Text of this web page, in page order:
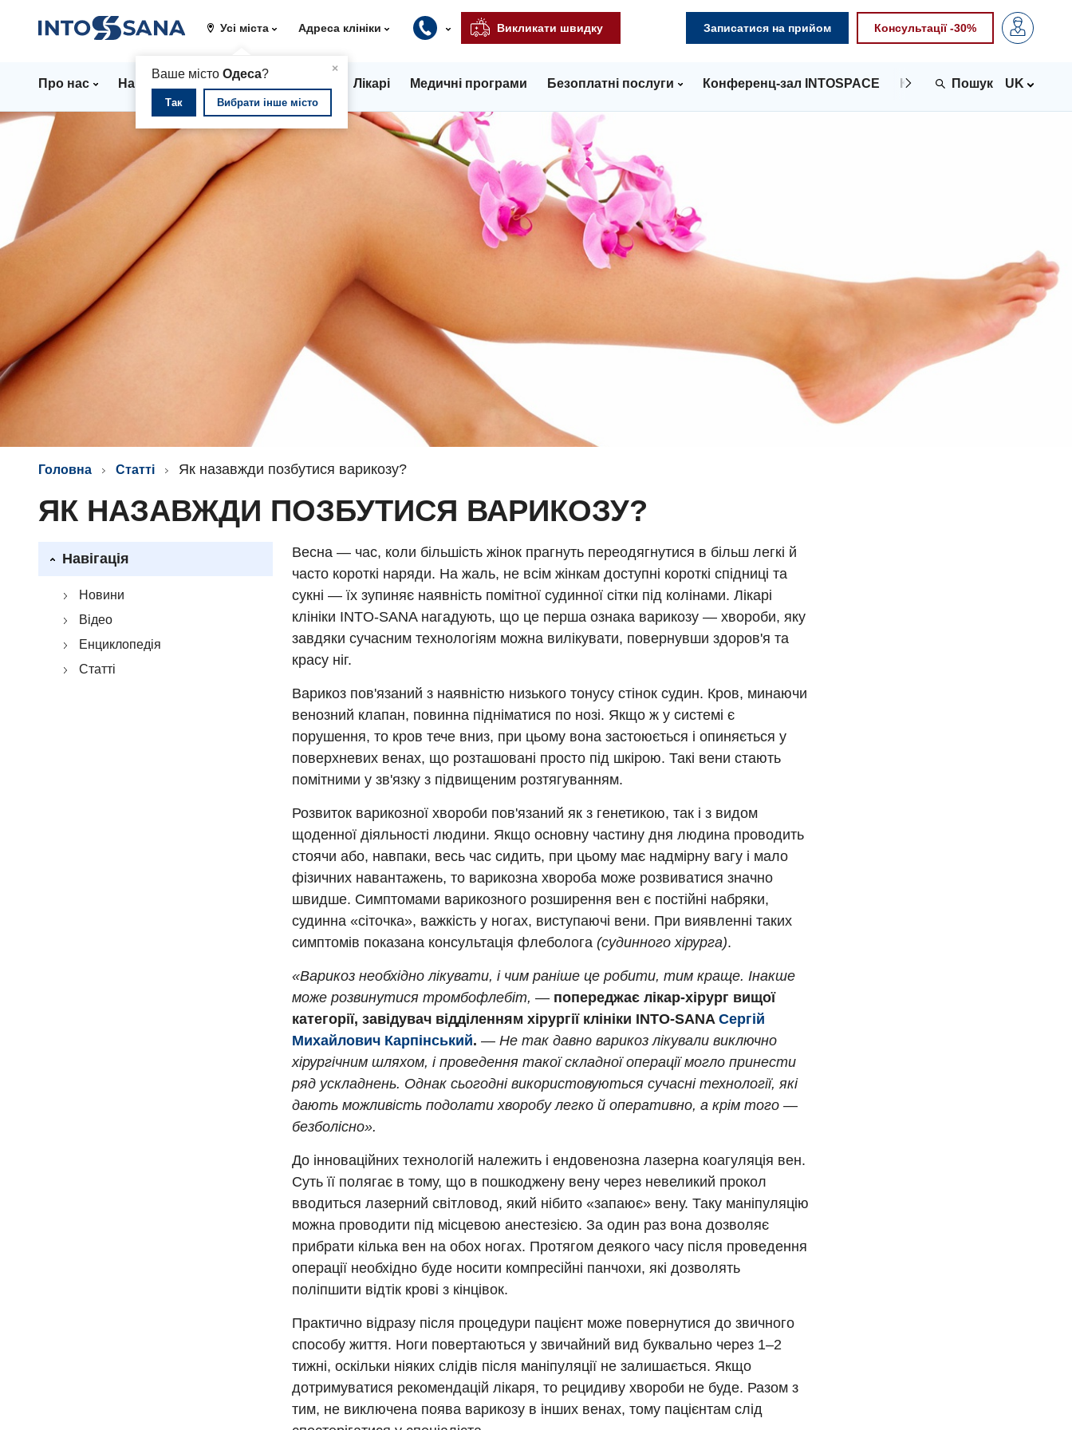
Усі міста
×
Ваше місто Одеса?
Так Вибрати інше місто
Адреса клініки Викликати швидку Записатися на прийом Консультації -30%
Про нас Напрямки Стаціонар Лікарі Медичні програми Безоплатні послуги Конференц-зал INTOSPACE Контакти UK
Головна Статті Як назавжди позбутися варикозу?
ЯК НАЗАВЖДИ ПОЗБУТИСЯ ВАРИКОЗУ?
Навігація
Новини
Відео
Енциклопедія
Статті
Весна — час, коли більшість жінок прагнуть переодягнутися в більш легкі й
часто короткі наряди. На жаль, не всім жінкам доступні короткі спідниці та
сукні — їх зупиняє наявність помітної судинної сітки під колінами. Лікарі
клініки INTO-SANA нагадують, що це перша ознака варикозу — хвороби, яку
завдяки сучасним технологіям можна вилікувати, повернувши здоров'я та
красу ніг.
Варикоз пов'язаний з наявністю низького тонусу стінок судин. Кров, минаючи
венозний клапан, повинна підніматися по нозі. Якщо ж у системі є
порушення, то кров тече вниз, при цьому вона застоюється і опиняється у
поверхневих венах, що розташовані просто під шкірою. Такі вени стають
помітними у зв'язку з підвищеним розтягуванням.
Розвиток варикозної хвороби пов'язаний як з генетикою, так і з видом
щоденної діяльності людини. Якщо основну частину дня людина проводить
стоячи або, навпаки, весь час сидить, при цьому має надмірну вагу і мало
фізичних навантажень, то варикозна хвороба може розвиватися значно
швидше. Симптомами варикозного розширення вен є постійні набряки,
судинна «сіточка», важкість у ногах, виступаючі вени. При виявленні таких
симптомів показана консультація флеболога (судинного хірурга).
«Варикоз необхідно лікувати, і чим раніше це робити, тим краще. Інакше
може розвинутися тромбофлебіт, — попереджає лікар-хірург вищої
категорії, завідувач відділенням хірургії клініки INTO-SANAСергій
Михайлович Карпінський. — Не так давно варикоз лікували виключно
хірургічним шляхом, і проведення такої складної операції могло принести
ряд ускладнень. Однак сьогодні використовуються сучасні технології, які
дають можливість подолати хворобу легко й оперативно, а крім того —
безболісно».
До інноваційних технологій належить і ендовенозна лазерна коагуляція вен.
Суть її полягає в тому, що в пошкоджену вену через невеликий прокол
вводиться лазерний світловод, який нібито «запаює» вену. Таку маніпуляцію
можна проводити під місцевою анестезією. За один раз вона дозволяє
прибрати кілька вен на обох ногах. Протягом деякого часу після проведення
операції необхідно буде носити компресійні панчохи, які дозволять
поліпшити відтік крові з кінцівок.
Практично відразу після процедури пацієнт може повернутися до звичного
способу життя. Ноги повертаються у звичайний вид буквально через 1–2
тижні, оскільки ніяких слідів після маніпуляції не залишається. Якщо
дотримуватися рекомендацій лікаря, то рецидиву хвороби не буде. Разом з
тим, не виключена поява варикозу в інших венах, тому пацієнтам слід